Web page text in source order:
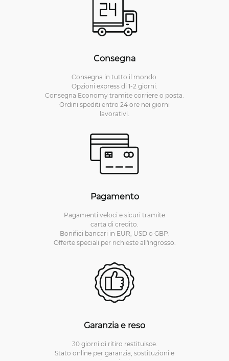
Consegna
Consegna in tutto il mondo.
Opzioni express di 1-2 giorni.
Consegna Economy tramite corriere o posta.
Ordini spediti entro 24 ore nei giorni
lavorativi.
Pagamento
Pagamenti veloci e sicuri tramite
carta di credito.
Bonifici bancari in EUR, USD o GBP.
Offerte speciali per richieste all'ingrosso.
Garanzia e reso
30 giorni di ritiro restituisce.
Stato online per garanzia, sostituzioni e